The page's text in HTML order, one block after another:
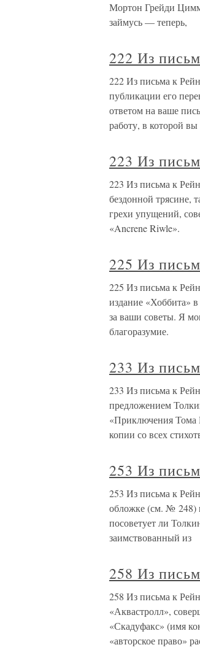
Мортон Грейди
займусь — теперь,
222 Из
222 Из письма к
публикации его
ответом на ваше
работу, в которой вы
223 Из
223 Из письма к
бездонной трясине,
грехи упущений,
«Ancrene Riwle».
225 Из
225 Из письма к
издание «Хоббита»
за ваши советы. Я
благоразумие.
233 Из
233 Из письма к
предложением
«Приключения Тома
копии со всех
253 Из
253 Из письма к
обложке (см. № 248)
посоветует ли
заимствованный из
258 Из
258 Из письма к
«Аквастролл»,
«Скадуфакс» (имя
«авторское право»